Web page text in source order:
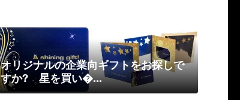
オリジナルの企業向ギフトをお探しで
すか? 星を買い�...